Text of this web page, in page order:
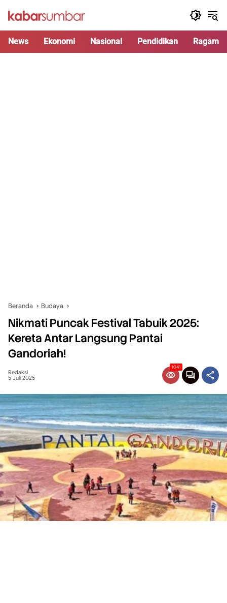
News Ekonomi Nasional Pendidikan Ragam
Beranda Budaya
Nikmati Puncak Festival Tabuik 2025:
Kereta Antar Langsung Pantai
Gandoriah!
Redaksi
5 Juli 2025
1041